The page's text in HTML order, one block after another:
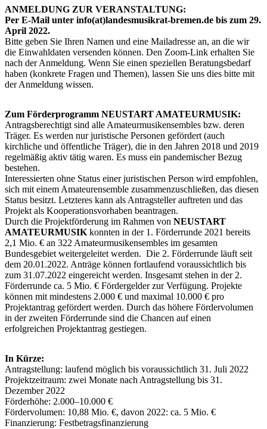
ANMELDUNG ZUR VERANSTALTUNG:
Per E-Mail unter info(at)landesmusikrat-bremen.de bis zum 29.
April 2022.
Bitte geben Sie Ihren Namen und eine Mailadresse an, an die wir
die Einwahldaten versenden können. Den Zoom-Link erhalten Sie
nach der Anmeldung. Wenn Sie einen speziellen Beratungsbedarf
haben (konkrete Fragen und Themen), lassen Sie uns dies bitte mit
der Anmeldung wissen.
Zum Förderprogramm NEUSTART AMATEURMUSIK:
Antragsberechtigt sind alle Amateurmusikensembles bzw. deren
Träger. Es werden nur juristische Personen gefördert (auch
kirchliche und öffentliche Träger), die in den Jahren 2018 und 2019
regelmäßig aktiv tätig waren. Es muss ein pandemischer Bezug
bestehen.
Interessierten ohne Status einer juristischen Person wird empfohlen,
sich mit einem Amateurensemble zusammenzuschließen, das diesen
Status besitzt. Letzteres kann als Antragsteller auftreten und das
Projekt als Kooperationsvorhaben beantragen.
Durch die Projektförderung im Rahmen von NEUSTART
AMATEURMUSIK konnten in der 1. Förderrunde 2021 bereits
2,1 Mio. € an 322 Amateurmusikensembles im gesamten
Bundesgebiet weitergeleitet werden. Die 2. Förderrunde läuft seit
dem 20.01.2022. Anträge können fortlaufend voraussichtlich bis
zum 31.07.2022 eingereicht werden. Insgesamt stehen in der 2.
Förderrunde ca. 5 Mio. € Fördergelder zur Verfügung. Projekte
können mit mindestens 2.000 € und maximal 10.000 € pro
Projektantrag gefördert werden. Durch das höhere Fördervolumen
in der zweiten Förderrunde sind die Chancen auf einen
erfolgreichen Projektantrag gestiegen.
In Kürze:
Antragstellung: laufend möglich bis voraussichtlich 31. Juli 2022
Projektzeitraum: zwei Monate nach Antragstellung bis 31.
Dezember 2022
Förderhöhe: 2.000–10.000 €
Fördervolumen: 10,88 Mio. €, davon 2022: ca. 5 Mio. €
Finanzierung: Festbetragsfinanzierung